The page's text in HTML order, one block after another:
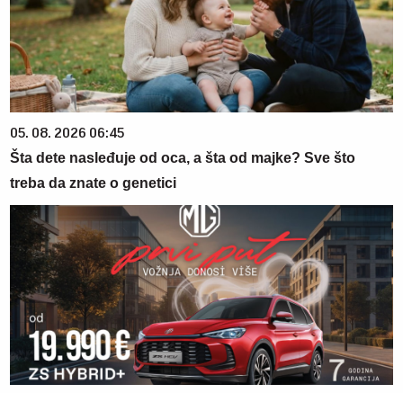
05. 08. 2026 06:45
Šta dete nasleđuje od oca, a šta od majke? Sve što
treba da znate o genetici